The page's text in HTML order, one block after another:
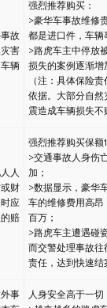
故
害
辆
强烈推荐购买：
>豪华车事故维修
都是进口件，车辆
>路虎车主中停放
损失的案例逐渐增
（注：具体保险
依据。大部分自然
震造成车辆损失不
人
财
应
赔
强烈推荐购买保额
>交通事故人身伤
加；
>数据显示，豪华
车的维修费用高昂
百万；
>路虎车主遭遇碰
而交警处理事故
责任，达到快速结
事
人身安全高于一切